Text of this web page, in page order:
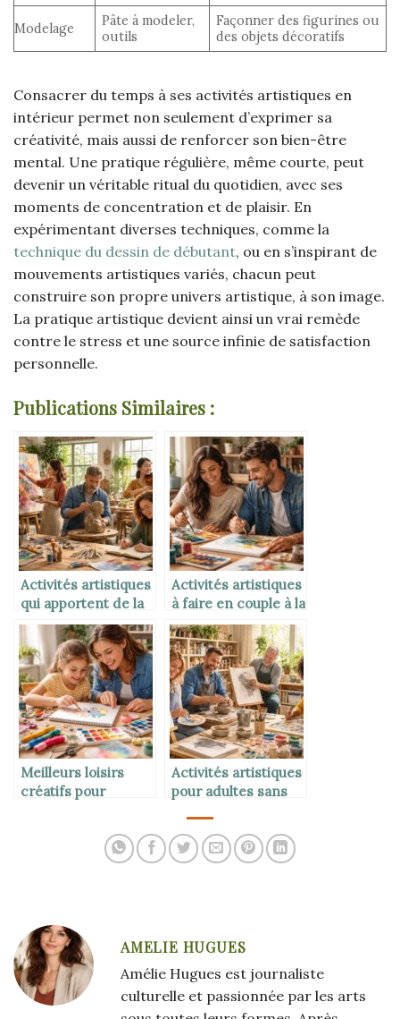
Modelage
Pâte à modeler,
outils
Façonner des figurines ou
des objets décoratifs
Consacrer du temps à ses activités artistiques en
intérieur permet non seulement d’exprimer sa
créativité, mais aussi de renforcer son bien-être
mental. Une pratique régulière, même courte, peut
devenir un véritable ritual du quotidien, avec ses
moments de concentration et de plaisir. En
expérimentant diverses techniques, comme la
technique du dessin de débutant, ou en s’inspirant de
mouvements artistiques variés, chacun peut
construire son propre univers artistique, à son image.
La pratique artistique devient ainsi un vrai remède
contre le stress et une source infinie de satisfaction
personnelle.
Publications Similaires :
Activités artistiques
qui apportent de la
satisfaction
personnelle
Activités artistiques
à faire en couple à la
maison
Meilleurs loisirs
créatifs pour
Activités artistiques
pour adultes sans
AMELIE HUGUES
Amélie Hugues est journaliste
culturelle et passionnée par les arts